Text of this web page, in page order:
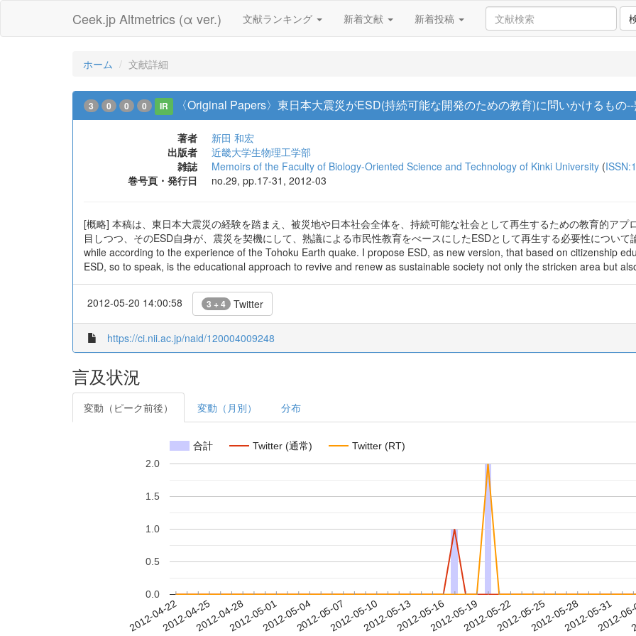
Ceek.jp Altmetrics (α ver.) 文献ランキング 新着文献 新着投稿
ホーム 文献詳細
3 0 0 0 IR 〈Original Papers〉東日本大震災がESD(持続可能な開発のための教育)に問いかけるもの
著者
新田 和宏
出版者
近畿大学生物理工学部
雑誌
Memoirs of the Faculty of Biology-Oriented Science and Technology of Kinki University (
巻号頁・発行日
no.29, pp.17-31, 2012-03
[概略] 本稿は、東日本大震災の経験を踏まえ、被災地や日本社会全体を、持続可能な社会として再生するための教育的ア
目しつつ、そのESD自身が、震災を契機にして、熟議による市民性教育をべースにしたESDとして再生する必要性につい
while according to the experience of the Tohoku Earth quake. I propose ESD, as new version, that based on citizenship
ESD, so to speak, is the educational approach to revive and renew as sustainable society not only the stricken area but
2012-05-20 14:00:58 3 + 4 Twitter
https://ci.nii.ac.jp/naid/120004009248
言及状況
変動（ピーク前後） 変動（月別） 分布
合計 Twitter (通常) Twitter (RT)
2012-04-222012-04-252012-04-282012-05-012012-05-042012-05-072012-05-102012-05-132012-05-162012-05-192012-05-222012-05-252012-05-282012-05-31
2012-
0.0
0.5
1.0
1.5
2.0